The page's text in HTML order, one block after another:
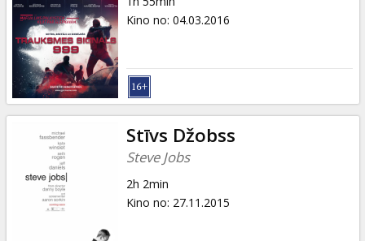
Kino no: 04.03.2016
Stīvs Džobss
Steve Jobs
2h 2min
Kino no: 27.11.2015